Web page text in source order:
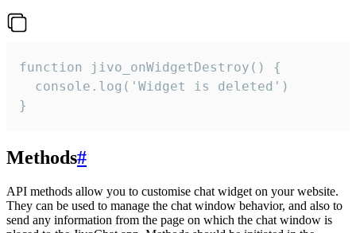
function jivo_onWidgetDestroy() {
  console.log('Widget is deleted')
}
Methods#
API methods allow you to customise chat widget on your website.
They can be used to manage the chat window behavior, and also to
send any information from the page on which the chat window is